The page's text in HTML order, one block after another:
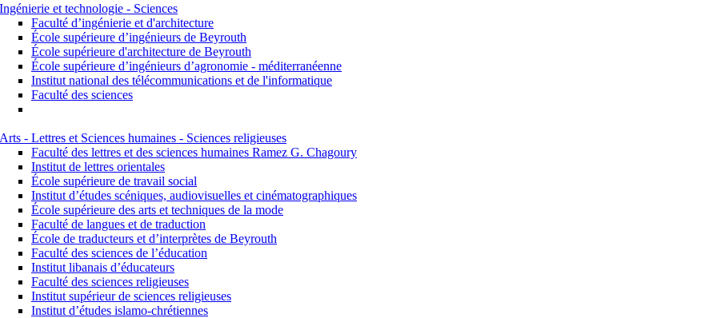
Ingénierie et technologie - Sciences
Faculté d’ingénierie et d'architecture
École supérieure d’ingénieurs de Beyrouth
École supérieure d'architecture de Beyrouth
École supérieure d’ingénieurs d’agronomie - méditerranéenne
Institut national des télécommunications et de l'informatique
Faculté des sciences
Arts - Lettres et Sciences humaines - Sciences religieuses
Faculté des lettres et des sciences humaines Ramez G. Chagoury
Institut de lettres orientales
École supérieure de travail social
Institut d’études scéniques, audiovisuelles et cinématographiques
École supérieure des arts et techniques de la mode
Faculté de langues et de traduction
École de traducteurs et d’interprètes de Beyrouth
Faculté des sciences de l’éducation
Institut libanais d’éducateurs
Faculté des sciences religieuses
Institut supérieur de sciences religieuses
Institut d’études islamo-chrétiennes